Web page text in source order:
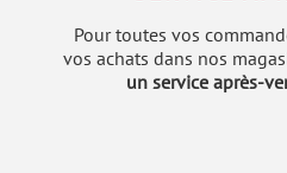
Pour toutes vos
vos achats dans nos
un service après-